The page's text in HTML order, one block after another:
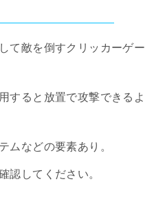
て敵を倒すクリッカーゲー
すると放置で攻撃できるよ
ムなどの要素あり。
認してください。